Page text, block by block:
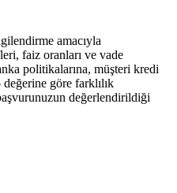
amacıyla
faiz oranları ve vade
politikalarına, müşteri kredi
göre farklılık
değerlendirildiği